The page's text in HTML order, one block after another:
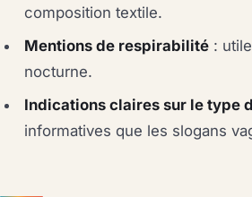
composition textile.
Mentions de respirabilité :
nocturne.
Indications claires sur le type
informatives que les slogans